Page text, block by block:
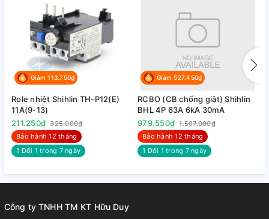
Giảm 113.750₫
Role nhiệt Shihlin TH-P12(E)
11A(9-13)
211.250₫ 325.000₫
Bảo hành 12 tháng
1 Đổi 1 trong 7 ngày
Giảm 527.450₫
RCBO (CB chống giật) Shihlin
BHL 4P 63A 6kA 30mA
979.550₫ 1.507.000₫
Bảo hành 12 tháng
1 Đổi 1 trong 7 ngày
Công ty TNHH TM KT Hữu Duy